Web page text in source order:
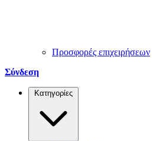
Προσφορές επιχειρήσεων
Σύνδεση
Κατηγορίες